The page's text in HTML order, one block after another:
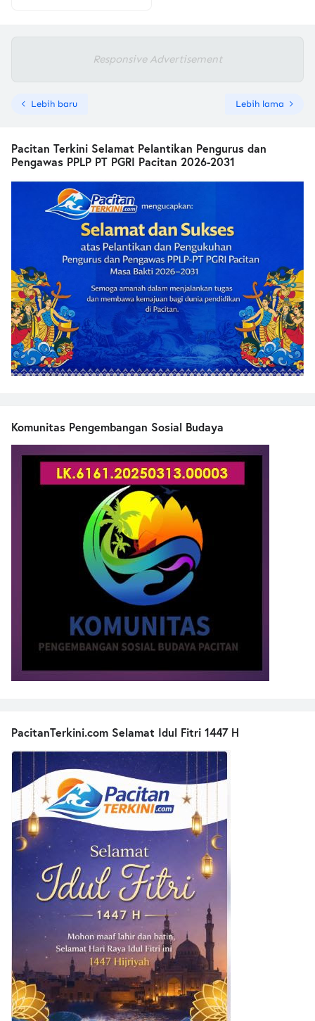
Responsive Advertisement
Lebih baru Lebih lama
Pacitan Terkini Selamat Pelantikan Pengurus dan
Pengawas PPLP PT PGRI Pacitan 2026-2031
Komunitas Pengembangan Sosial Budaya
PacitanTerkini.com Selamat Idul Fitri 1447 H